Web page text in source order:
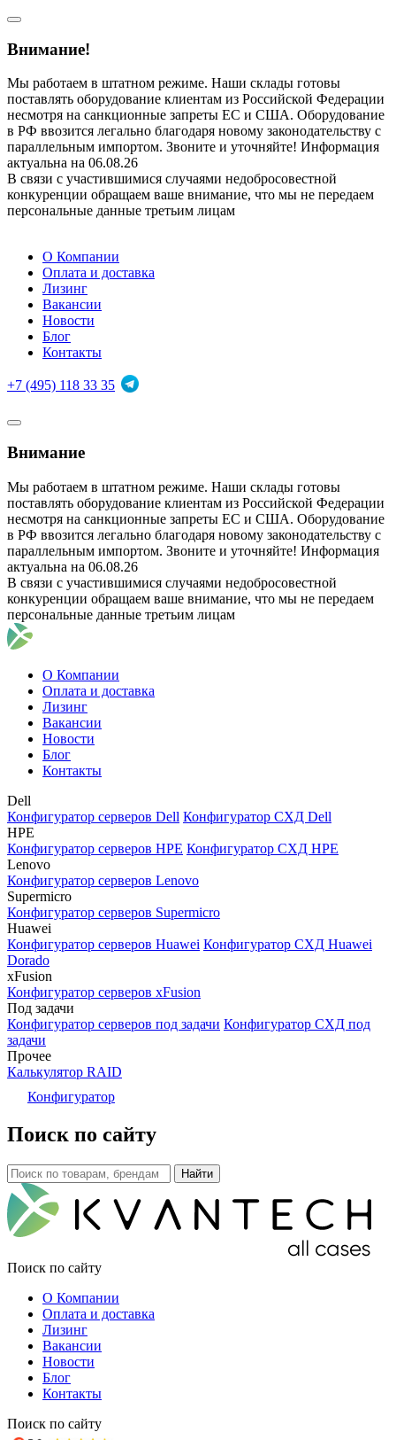
Внимание!
Мы работаем в штатном режиме. Наши склады готовы
поставлять оборудование клиентам из Российской Федерации
несмотря на санкционные запреты ЕС и США. Оборудование
в РФ ввозится легально благодаря новому законодательству с
параллельным импортом. Звоните и уточняйте! Информация
актуальна на 06.08.26
В связи с участившимися случаями недобросовестной
конкуренции обращаем ваше внимание, что мы не передаем
персональные данные третьим лицам
О Компании
Оплата и доставка
Лизинг
Вакансии
Новости
Блог
Контакты
+7 (495) 118 33 35
Внимание
Мы работаем в штатном режиме. Наши склады готовы
поставлять оборудование клиентам из Российской Федерации
несмотря на санкционные запреты ЕС и США. Оборудование
в РФ ввозится легально благодаря новому законодательству с
параллельным импортом. Звоните и уточняйте! Информация
актуальна на 06.08.26
В связи с участившимися случаями недобросовестной
конкуренции обращаем ваше внимание, что мы не передаем
персональные данные третьим лицам
О Компании
Оплата и доставка
Лизинг
Вакансии
Новости
Блог
Контакты
Dell
Конфигуратор серверов Dell Конфигуратор СХД Dell
HPE
Конфигуратор серверов HPE Конфигуратор СХД HPE
Lenovo
Конфигуратор серверов Lenovo
Supermicro
Конфигуратор серверов Supermicro
Huawei
Конфигуратор серверов Huawei Конфигуратор СХД Huawei
Dorado
xFusion
Конфигуратор серверов xFusion
Под задачи
Конфигуратор серверов под задачи Конфигуратор СХД под
задачи
Прочее
Калькулятор RAID
Конфигуратор
Поиск по сайту
Поиск по сайту
О Компании
Оплата и доставка
Лизинг
Вакансии
Новости
Блог
Контакты
Поиск по сайту